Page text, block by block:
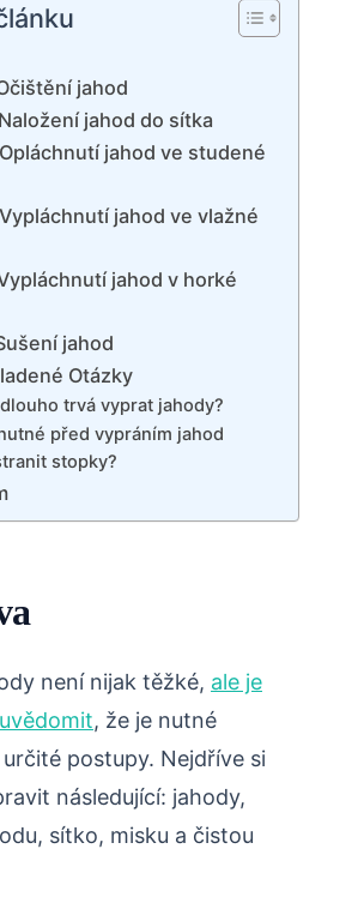
jahod
jahod do sítka
jahod ve studené
jahod ve vlažné
jahod v horké
jahod
Otázky
trvá vyprat jahody?
před vypráním jahod
stopky?
není nijak těžké, ale je
, že je nutné
postupy. Nejdříve si
následující: jahody,
sítko, misku a čistou